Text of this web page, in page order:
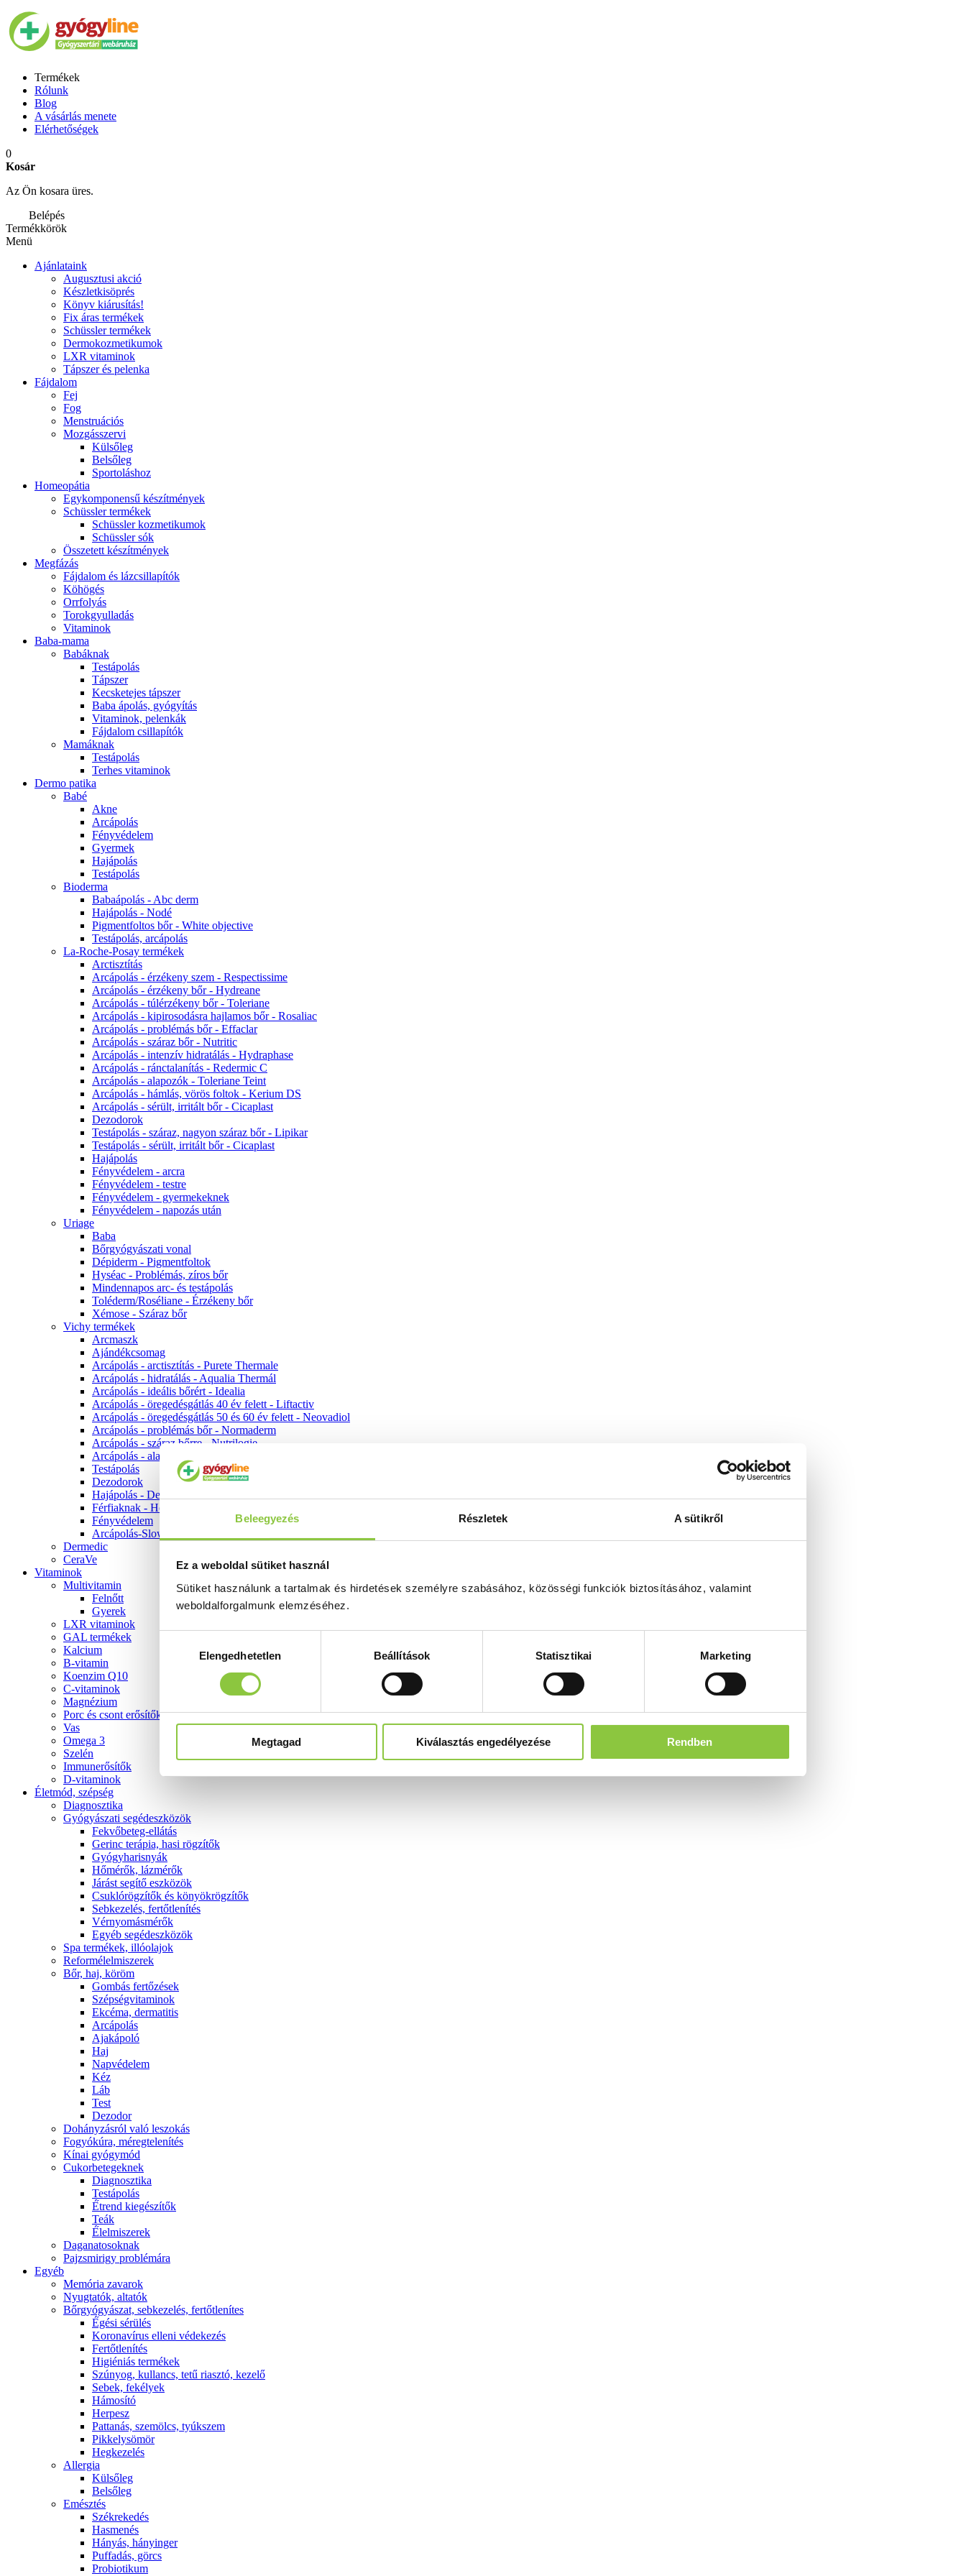
Beleegyezés Részletek A sütikről
Ez a weboldal sütiket használ
Sütiket használunk a tartalmak és hirdetések személyre szabásához, közösségi funkciók biztosításához, valamint
weboldalforgalmunk elemzéséhez.
kiválasztásaElengedhetetlen Beállítások Statisztikai Marketing
Megtagad Kiválasztás engedélyezése Rendben
Termékek
Rólunk
Blog
A vásárlás menete
Elérhetőségek
0
Kosár
Az Ön kosara üres.
Belépés
Termékkörök
Menü
Ajánlataink
Augusztusi akció
Készletkisöprés
Könyv kiárusítás!
Fix áras termékek
Schüssler termékek
Dermokozmetikumok
LXR vitaminok
Tápszer és pelenka
Fájdalom
Fej
Fog
Menstruációs
Mozgásszervi
Külsőleg
Belsőleg
Sportoláshoz
Homeopátia
Egykomponensű készítmények
Schüssler termékek
Schüssler kozmetikumok
Schüssler sók
Összetett készítmények
Megfázás
Fájdalom és lázcsillapítók
Köhögés
Orrfolyás
Torokgyulladás
Vitaminok
Baba-mama
Babáknak
Testápolás
Tápszer
Kecsketejes tápszer
Baba ápolás, gyógyítás
Vitaminok, pelenkák
Fájdalom csillapítók
Mamáknak
Testápolás
Terhes vitaminok
Dermo patika
Babé
Akne
Arcápolás
Fényvédelem
Gyermek
Hajápolás
Testápolás
Bioderma
Babaápolás - Abc derm
Hajápolás - Nodé
Pigmentfoltos bőr - White objective
Testápolás, arcápolás
La-Roche-Posay termékek
Arctisztítás
Arcápolás - érzékeny szem - Respectissime
Arcápolás - érzékeny bőr - Hydreane
Arcápolás - túlérzékeny bőr - Toleriane
Arcápolás - kipirosodásra hajlamos bőr - Rosaliac
Arcápolás - problémás bőr - Effaclar
Arcápolás - száraz bőr - Nutritic
Arcápolás - intenzív hidratálás - Hydraphase
Arcápolás - ránctalanítás - Redermic C
Arcápolás - alapozók - Toleriane Teint
Arcápolás - hámlás, vörös foltok - Kerium DS
Arcápolás - sérült, irritált bőr - Cicaplast
Dezodorok
Testápolás - száraz, nagyon száraz bőr - Lipikar
Testápolás - sérült, irritált bőr - Cicaplast
Hajápolás
Fényvédelem - arcra
Fényvédelem - testre
Fényvédelem - gyermekeknek
Fényvédelem - napozás után
Uriage
Baba
Bőrgyógyászati vonal
Dépiderm - Pigmentfoltok
Hyséac - Problémás, zíros bőr
Mindennapos arc- és testápolás
Toléderm/Roséliane - Érzékeny bőr
Xémose - Száraz bőr
Vichy termékek
Arcmaszk
Ajándékcsomag
Arcápolás - arctisztítás - Purete Thermale
Arcápolás - hidratálás - Aqualia Thermál
Arcápolás - ideális bőrért - Idealia
Arcápolás - öregedésgátlás 40 év felett - Liftactiv
Arcápolás - öregedésgátlás 50 és 60 év felett - Neovadiol
Arcápolás - problémás bőr - Normaderm
Arcápolás - száraz bőrre - Nutrilogie
Arcápolás - alapozók
Testápolás
Dezodorok
Hajápolás - Dercos
Férfiaknak - Homme
Fényvédelem
Arcápolás-Slow Age
Dermedic
CeraVe
Vitaminok
Multivitamin
Felnőtt
Gyerek
LXR vitaminok
GAL termékek
Kalcium
B-vitamin
Koenzim Q10
C-vitaminok
Magnézium
Porc és csont erősítők
Vas
Omega 3
Szelén
Immunerősítők
D-vitaminok
Életmód, szépség
Diagnosztika
Gyógyászati segédeszközök
Fekvőbeteg-ellátás
Gerinc terápia, hasi rögzítők
Gyógyharisnyák
Hőmérők, lázmérők
Járást segítő eszközök
Csuklórögzítők és könyökrögzítők
Sebkezelés, fertőtlenítés
Vérnyomásmérők
Egyéb segédeszközök
Spa termékek, illóolajok
Reformélelmiszerek
Bőr, haj, köröm
Gombás fertőzések
Szépségvitaminok
Ekcéma, dermatitis
Arcápolás
Ajakápoló
Haj
Napvédelem
Kéz
Láb
Test
Dezodor
Dohányzásról való leszokás
Fogyókúra, méregtelenítés
Kínai gyógymód
Cukorbetegeknek
Diagnosztika
Testápolás
É́trend kiegészítők
Teák
É́lelmiszerek
Daganatosoknak
Pajzsmirigy problémára
Egyéb
Memória zavarok
Nyugtatók, altatók
Bőrgyógyászat, sebkezelés, fertőtlenítes
É́gési sérülés
Koronavírus elleni védekezés
Fertőtlenítés
Higiéniás termékek
Szúnyog, kullancs, tetű riasztó, kezelő
Sebek, fekélyek
Hámosító
Herpesz
Pattanás, szemölcs, tyúkszem
Pikkelysömör
Hegkezelés
Allergia
Külsőleg
Belsőleg
Emésztés
Székrekedés
Hasmenés
Hányás, hányinger
Puffadás, görcs
Probiotikum